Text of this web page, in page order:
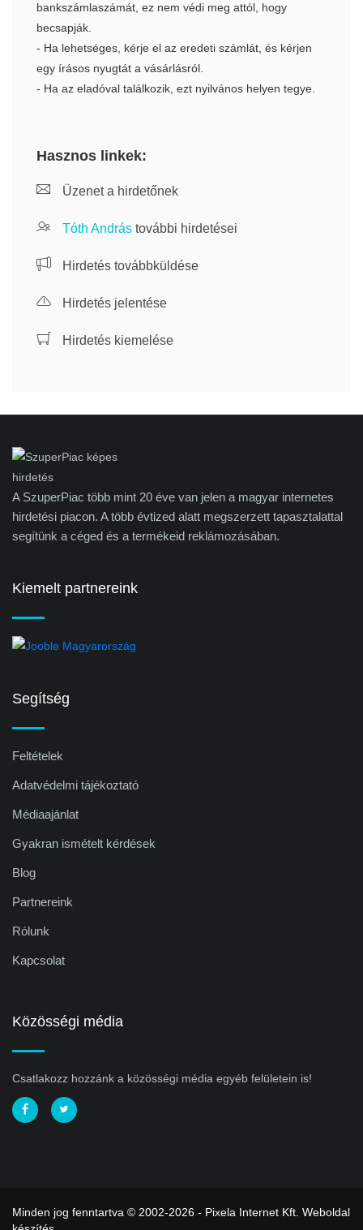
bankszámlaszámát, ez nem védi meg attól, hogy
becsapják.
- Ha lehetséges, kérje el az eredeti számlát, és kérjen
egy írásos nyugtát a vásárlásról.
- Ha az eladóval találkozik, ezt nyilvános helyen tegye.
Hasznos linkek:
Üzenet a hirdetőnek
Tóth András további hirdetései
Hirdetés továbbküldése
Hirdetés jelentése
Hirdetés kiemelése
A SzuperPiac több mint 20 éve van jelen a magyar internetes
hirdetési piacon. A több évtized alatt megszerzett tapasztalattal
segítünk a céged és a termékeid reklámozásában.
Kiemelt partnereink
Segítség
Feltételek
Adatvédelmi tájékoztató
Médiaajánlat
Gyakran ismételt kérdések
Blog
Partnereink
Rólunk
Kapcsolat
Közösségi média
Csatlakozz hozzánk a közösségi média egyéb felületein is!
Minden jog fenntartva © 2002-2026 - Pixela Internet Kft. Weboldal